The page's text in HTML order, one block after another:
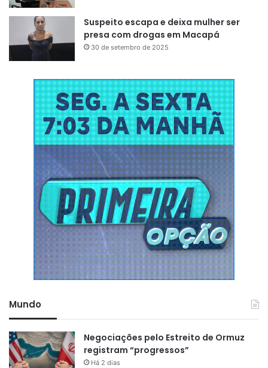
Suspeito escapa e deixa mulher ser
presa com drogas em Macapá
30 de setembro de 2025
Mundo
Negociações pelo Estreito de Ormuz
registram “progressos”
Há 2 dias